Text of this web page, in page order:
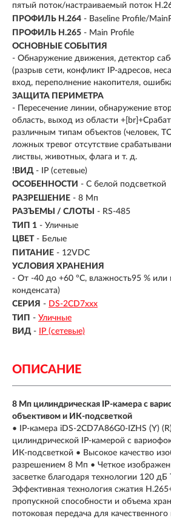
пятый поток/настраиваемый поток
ПРОФИЛЬ H.264 - Baseline Profile/
ПРОФИЛЬ H.265 - Main Profile
ОСНОВНЫЕ СОБЫТИЯ
- Обнаружение движения, детектор
(разрыв сети, конфликт IP-адресов,
вход, переполнение накопителя,
ЗАЩИТА ПЕРИМЕТРА
- Пересечение линии, обнаружение
область, выход из области
различным типам объектов (человек,
ложных тревог отсутствие
листвы, животных, флага и т. д.
!ВИД - IP (сетевые)
ОСОБЕННОСТИ - С белой подсветкой
РАЗРЕШЕНИЕ - 8 Мп
РАЗЪЕМЫ / СЛОТЫ
- RS-485
ТИП 1 - Уличные
ЦВЕТ - Белые
ПИТАНИЕ - 12VDC
УСЛОВИЯ ХРАНЕНИЯ
- От -40 до +60 °C, влажность95 % или
конденсата)
СЕРИЯ - DS-2CD7ххх
ТИП - Уличные
ВИД - IP (сетевые)
ОПИСАНИЕ
8 Мп цилиндрическая IP-камера с
объективом и ИК-подсветкой
• IP-камера iDS-2CD7A86G0-IZHS (Y)
цилиндрической IP-камерой с
ИК-подсветкой • Высокое качество
разрешением 8 Мп • Четкое
засветке благодаря технологии 120 дБ
Эффективная технология сжатия
пропускной способности и объема
потоковая передача для